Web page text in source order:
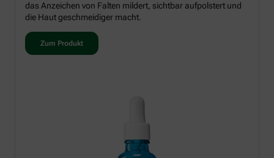
das Anzeichen von Falten mildert, sichtbar aufpolstert und
die Haut geschmeidiger macht.
Zum Produkt